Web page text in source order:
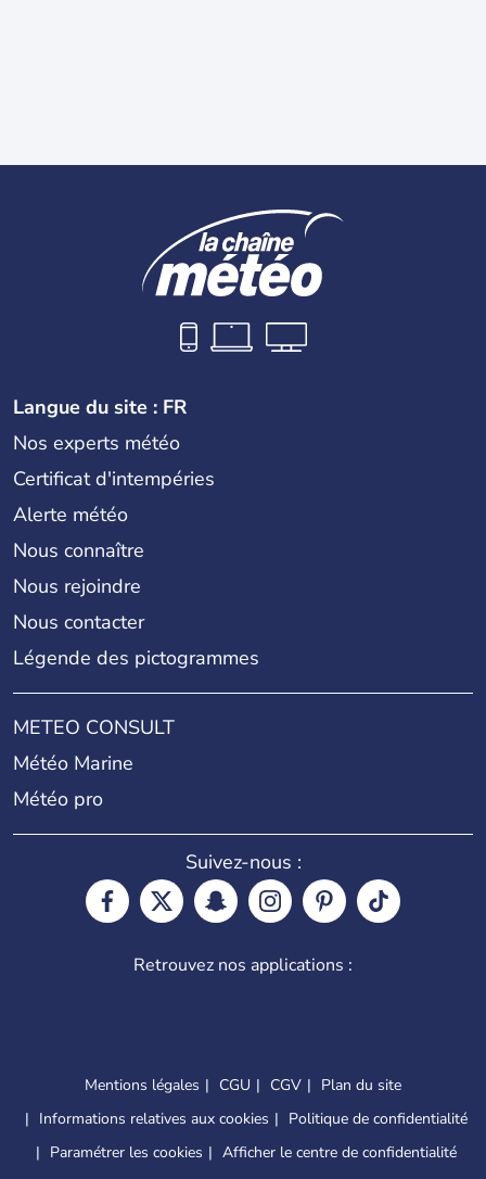
Langue du site : FR
Nos experts météo
Certificat d'intempéries
Alerte météo
Nous connaître
Nous rejoindre
Nous contacter
Légende des pictogrammes
METEO CONSULT
Météo Marine
Météo pro
Suivez-nous :
Retrouvez nos applications :
Mentions légales CGU CGV
Plan du site
Informations relatives aux cookies
Politique de confidentialité
Paramétrer les cookies
Afficher le centre de confidentialité